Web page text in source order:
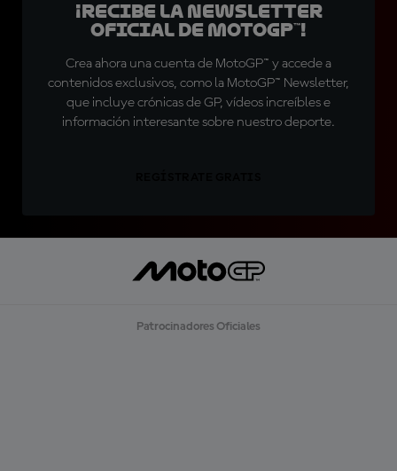
¡Recibe la Newsletter
oficial de MotoGP™!
Crea ahora una cuenta de MotoGP™ y accede a
contenidos exclusivos, como la MotoGP™ Newsletter,
que incluye crónicas de GP, vídeos increíbles e
información interesante sobre nuestro deporte.
Patrocinadores Oficiales